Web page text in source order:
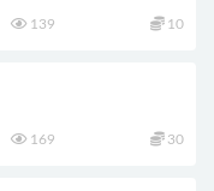
139 10
169 30